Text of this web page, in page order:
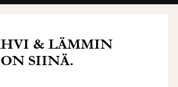
& LÄMMIN
SIINÄ.